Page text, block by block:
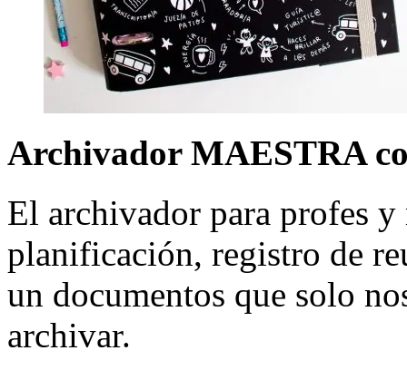
Archivador MAESTRA
El archivador para profes y
planificación, registro de
un documentos que solo
archivar.